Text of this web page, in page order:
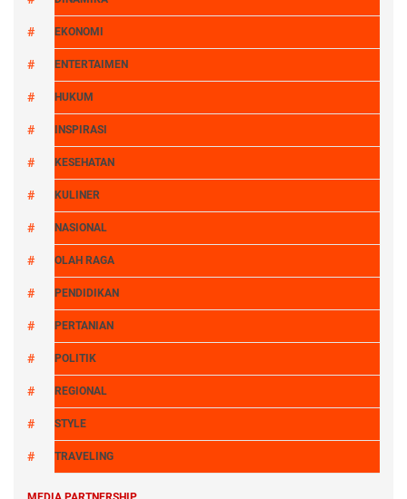
EKONOMI
ENTERTAIMEN
HUKUM
INSPIRASI
KESEHATAN
KULINER
NASIONAL
OLAH RAGA
PENDIDIKAN
PERTANIAN
POLITIK
REGIONAL
STYLE
TRAVELING